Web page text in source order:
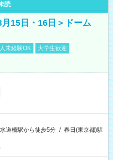
読
15日・16日＞ドーム
未経験OK
大学生歓迎
水道橋駅から徒歩5分 / 春日(東京都)駅